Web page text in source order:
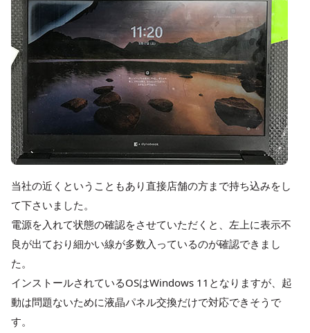
当社の近くということもあり直接店舗の方まで持ち込みをし
て下さいました。
電源を入れて状態の確認をさせていただくと、左上に表示不
良が出ており細かい線が多数入っているのが確認できまし
た。
インストールされているOSはWindows 11となりますが、起
動は問題ないために液晶パネル交換だけで対応できそうで
す。